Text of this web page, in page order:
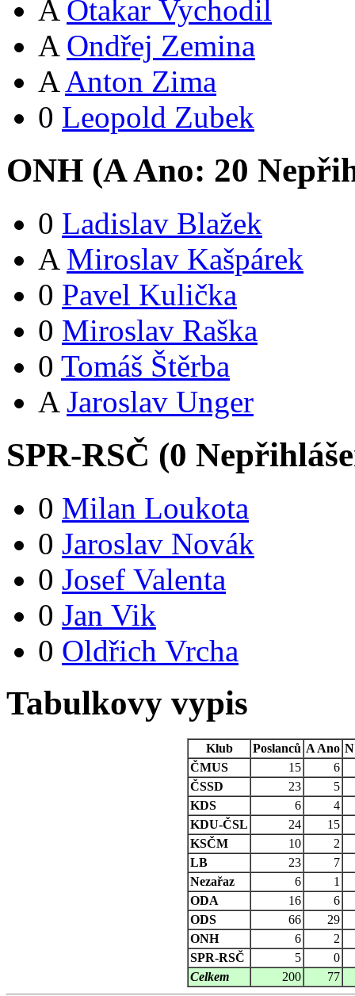
A Otakar Vychodil
A Ondřej Zemina
A Anton Zima
0 Leopold Zubek
ONH (AAno: 20
0 Ladislav Blažek
A Miroslav Kašpárek
0 Pavel Kulička
0 Miroslav Raška
0 Tomáš Štěrba
A Jaroslav Unger
SPR-RSČ (0
0 Milan Loukota
0 Jaroslav Novák
0 Josef Valenta
0 Jan Vik
0 Oldřich Vrcha
Tabulkovy vypis
Klub Poslanců A Ano N
ČMUS
15
6
ČSSD
23
5
KDS
6
4
KDU-ČSL
24
15
KSČM
10
2
LB
23
7
Nezařaz
6
1
ODA
16
6
ODS
66
29
ONH
6
2
SPR-RSČ
5
0
Celkem
200 77